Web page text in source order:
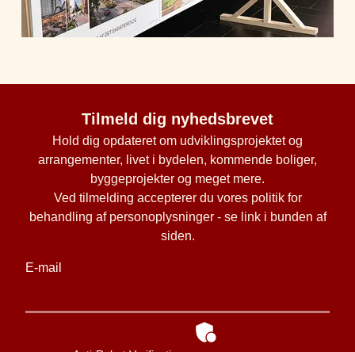
Tilmeld dig nyhedsbrevet
Hold dig opdateret om udviklingsprojektet og
arrangementer, livet i bydelen, kommende boliger,
byggeprojekter og meget mere.
Ved tilmelding accepterer du vores politik for
behandling af personoplysninger - se link i bunden af
siden.
E-mail